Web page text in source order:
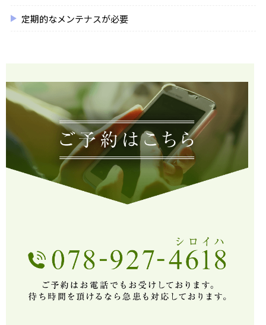
定期的なメンテナスが必要